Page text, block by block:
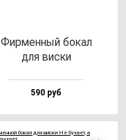
Фир­мен­ный бо­кал
для вис­ки
590 руб